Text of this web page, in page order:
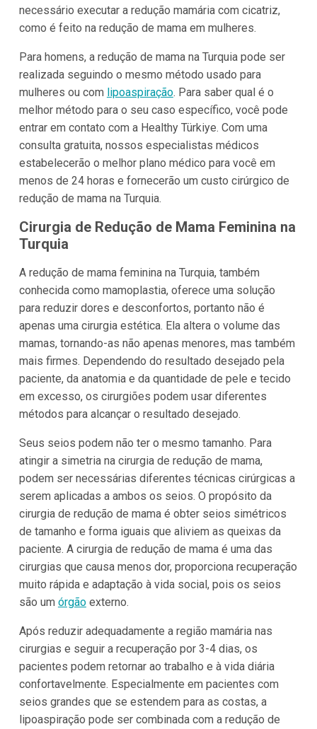
necessário executar a redução mamária com cicatriz,
como é feito na redução de mama em mulheres.
Para homens, a redução de mama na Turquia pode ser
realizada seguindo o mesmo método usado para
mulheres ou com lipoaspiração. Para saber qual é o
melhor método para o seu caso específico, você pode
entrar em contato com a Healthy Türkiye. Com uma
consulta gratuita, nossos especialistas médicos
estabelecerão o melhor plano médico para você em
menos de 24 horas e fornecerão um custo cirúrgico de
redução de mama na Turquia.
Cirurgia de Redução de Mama Feminina na
Turquia
A redução de mama feminina na Turquia, também
conhecida como mamoplastia, oferece uma solução
para reduzir dores e desconfortos, portanto não é
apenas uma cirurgia estética. Ela altera o volume das
mamas, tornando-as não apenas menores, mas também
mais firmes. Dependendo do resultado desejado pela
paciente, da anatomia e da quantidade de pele e tecido
em excesso, os cirurgiões podem usar diferentes
métodos para alcançar o resultado desejado.
Seus seios podem não ter o mesmo tamanho. Para
atingir a simetria na cirurgia de redução de mama,
podem ser necessárias diferentes técnicas cirúrgicas a
serem aplicadas a ambos os seios. O propósito da
cirurgia de redução de mama é obter seios simétricos
de tamanho e forma iguais que aliviem as queixas da
paciente. A cirurgia de redução de mama é uma das
cirurgias que causa menos dor, proporciona recuperação
muito rápida e adaptação à vida social, pois os seios
são um órgãoexterno.
Após reduzir adequadamente a região mamária nas
cirurgias e seguir a recuperação por 3-4 dias, os
pacientes podem retornar ao trabalho e à vida diária
confortavelmente. Especialmente em pacientes com
seios grandes que se estendem para as costas, a
lipoaspiração pode ser combinada com a redução de